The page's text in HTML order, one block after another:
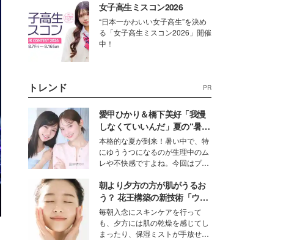
女子高生ミスコン2026
“日本一かわいい女子高生”を決め
る「女子高生ミスコン2026」開催
中！
トレンド PR
愛甲ひかり＆橋下美好「我慢
しなくていいんだ」夏の“暑さ
対策”の新しい選択肢とは？
本格的な夏が到来！暑い中で、特
にゆううつになるのが生理中のム
レや不快感ですよね。今回はプラ
モデル・愛甲ひかりさんと橋下美
好さんを迎えて本音で女子会トー
ク。猛暑のお出かけを快適に過ご
すヒントや、2人が感動した夏の
生理の新常識にも迫りました。
朝より夕方の方が肌がうるお
う？ 花王構築の新技術「ウォ
ーターキャプチャリングスキ
ン（捕水肌）」がスキンケア
の常識を変える予感
毎朝入念にスキンケアを行って
も、夕方には肌の乾燥を感じてし
まったり、保湿ミストが手放せな